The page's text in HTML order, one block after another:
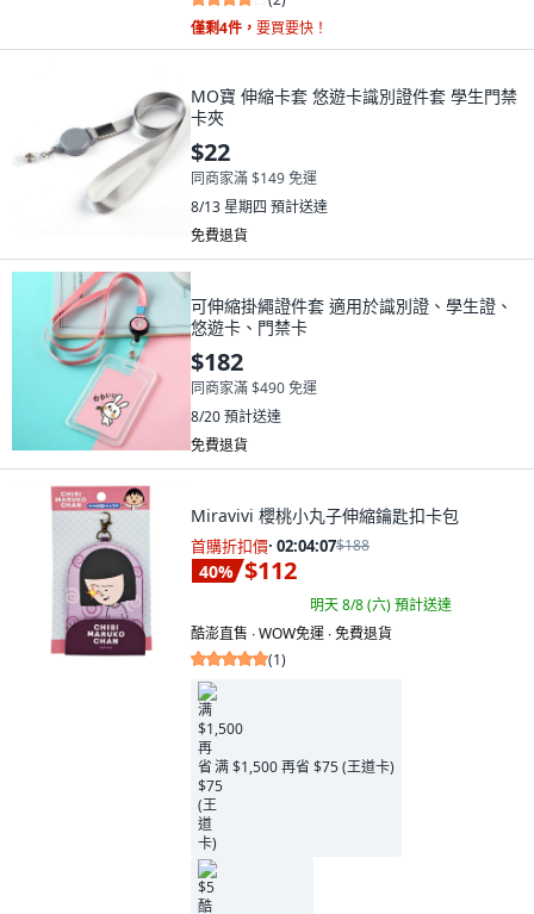
僅剩4件， 要買要快！
MO寶 伸縮卡套 悠遊卡識別證件套 學生門禁
卡夾
$22
同商家滿 $149 免運
8/13 星期四 預計送達
免費退貨
可伸縮掛繩證件套 適用於識別證、學生證、
悠遊卡、門禁卡
$182
同商家滿 $490 免運
8/20預計送達
免費退貨
Miravivi 櫻桃小丸子伸縮鑰匙扣卡包
首購折扣價· 02:04:05$188
40% $112
明天 8/8 (六)預計送達
酷澎直售 ∙ WOW免運 ∙ 免費退貨
(1)
满 $1,500 再省 $75 (王道卡)